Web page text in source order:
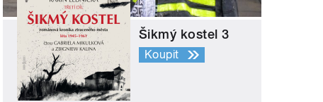
Šikmý kostel 3
Koupit